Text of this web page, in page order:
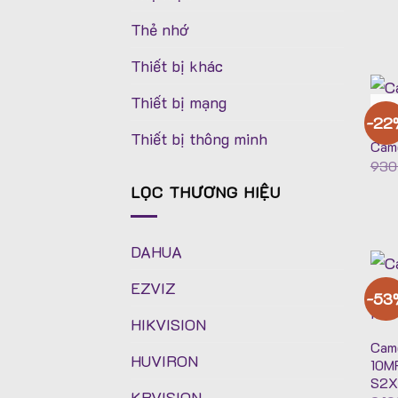
Thẻ nhớ
Thiết bị khác
Thiết bị mạng
Thiết bị thông minh
LỌC THƯƠNG HIỆU
DAHUA
EZVIZ
HIKVISION
HUVIRON
-
-